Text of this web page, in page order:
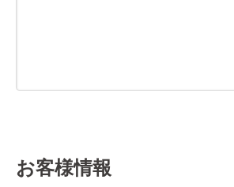
お客様情報